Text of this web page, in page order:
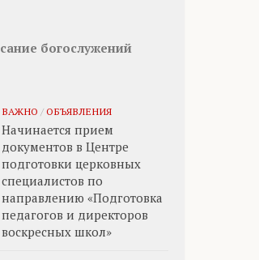
богослужений
ВАЖНО / ОБЪЯВЛЕНИЯ
Начинается прием
документов в Центре
подготовки церковных
специалистов по
направлению «Подготовка
педагогов и директоров
воскресных школ»